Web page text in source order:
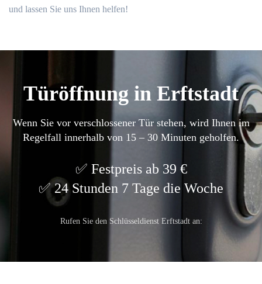
und lassen Sie uns Ihnen helfen!​
Türöffnung in Erftstadt
Wenn Sie vor verschlossener Tür stehen, wird Ihnen im
Regelfall innerhalb von 15 – 30 Minuten geholfen.
Festpreis ab 39 €
24 Stunden 7 Tage die Woche
Rufen Sie den Schlüsseldienst Erftstadt an: